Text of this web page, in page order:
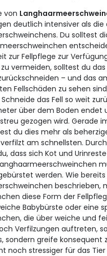
von
deutlich intensiver als die
Du solltest
zur Fellpflege zur
vermeiden, solltest du das
– und das
Fellschäden zu sehen
das Fell so weit
über dem Boden endet
gezogen wird. Gerade
du dies mehr als
am schnellsten.
dass sich Kot und
werden. Wie
beschrieben,
diese Form der
Babybürste oder eine
die über weiche und
Verfilzungen auftreten,
sondern greife konsequent
noch stressiger für das